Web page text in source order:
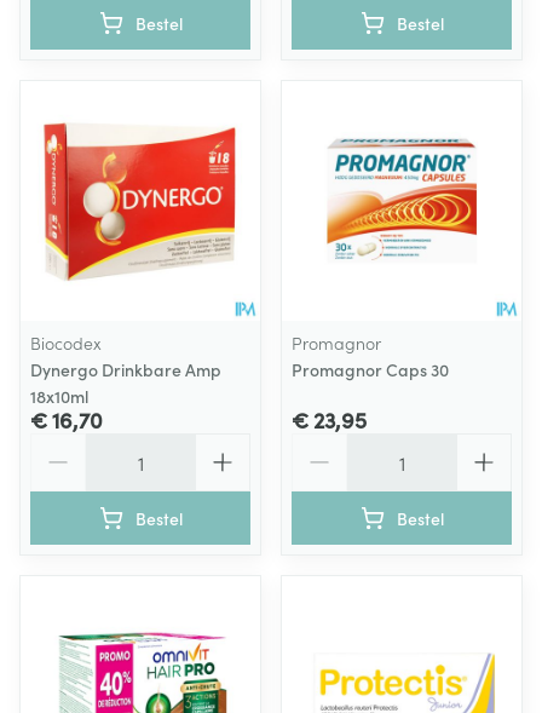
Bestel Bestel
Biocodex
Dynergo Drinkbare Amp
18x10ml
€ 16,70
Bestel
Promagnor
Promagnor Caps 30
€ 23,95
Bestel